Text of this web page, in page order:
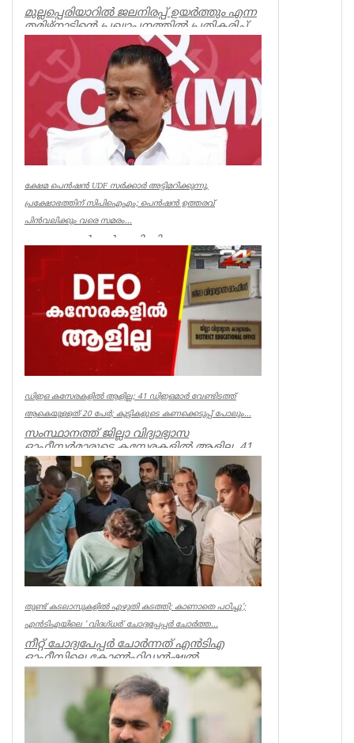
മുല്ലപ്പെരിയാറിൽ ജലനിരപ്പ് ഉയർത്തും എന്ന
തമിഴ്നാടിന്റെ പ്രഖ്യാപനത്തിൽ പ്രതികരിച്ച്
മുൻമന്ത്രി എം എം...
Kerala
ക്ഷേമ പെൻഷൻ UDF സർക്കാർ അട്ടിമറിക്കുന്നു,
പ്രക്ഷോഭത്തിന് സിപിഐഎം; പെൻഷൻ ഉത്തരവ്
പിൻവലിക്കും വരെ സമരം...
ക്ഷേമ പെൻഷൻ അട്ടിമറിക്കാനുള്ള ബോധ
പൂർവമായ ശ്രമമാണ് യു ഡി എഫ് സർക്കാർ
നടത്തുന്നതെന്ന് സിപിഐഎം സംസ്ഥാ...
Kerala
ഡിഇഒ കസേരകളില്‍ ആളില്ല; 41 ഡിഇഒമാര്‍ വേണ്ടിടത്ത്
ആകെയുള്ളത് 20 പേര്‍; കുട്ടികളുടെ കണക്കെടുപ്പ് പോലും...
സംസ്ഥാനത്ത് ജില്ലാ വിദ്യാഭ്യാസ
ഓഫീസര്‍മാരുടെ കസേരകളില്‍ ആളില്ല. 41
ഡിഇഒമാരില്‍ നിലവില്‍ ഉള്ളത് 20 പ...
Kerala
തുണ്ട് കടലാസുകളില്‍ എഴുതി കടത്തി; കാണാതെ പഠിച്ചു’;
എന്‍ടിഎയിലെ ‘ വിദഗ്ധര്‍’ ചോദ്യപ്പേപ്പര്‍ ചോര്‍ത്ത...
നീറ്റ് ചോദ്യപേപ്പര്‍ ചോര്‍ന്നത് എന്‍ടിഎ
ഓഫീസിലെ കോണ്‍ഫിഡന്‍ഷ്യല്‍
സെക്ഷനില്‍ നിന്ന് എന്ന് സിബിഐ. എന...
Kerala